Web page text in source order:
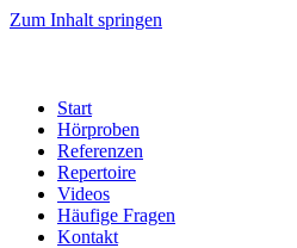
Zum Inhalt springen
Start
Hörproben
Referenzen
Repertoire
Videos
Häufige Fragen
Kontakt